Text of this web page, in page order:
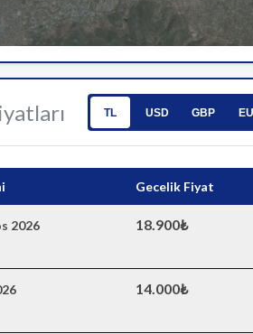
TL USD GBP
Gecelik Fiyat
2026 18.900₺
14.000₺